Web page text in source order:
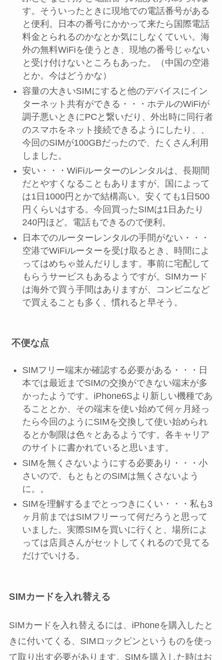
す。そういったときに現地での電話番号がある
と便利。日本の番号にかかって来たら国際電話
料金とられるのかなとか気にしなくていい。海
外の無料WiFiを使うとき、現地の番号じゃない
と受け付けないところもあった。（中国の空港
とか。今はどうかな）
容量の大きいSIMにすると他のデバイスにイン
ターネット共有ができる・・・ホテルのWiFiが
調子悪いときにPCと繋いだり、外出時に同行者
のスマホをネット接続できるようにしたり、、
今回のSIMが100GBだったので、たくさん利用
しました。
安い・・・WiFiルーターのレンタルは、長期間
だとやすくなることもありますが、国によって
は1日1000円とかで結構高い。安くても1日500
円くらいはする。今回買ったSIMは1日あたり
240円ほど。電話もできるので便利。
日本でのルーターレンタルの手間がない・・・
空港でWiFiルーターを受け取るとき、時間によ
ってはめちゃ並んだりします。事前に宅配して
もらうサービスもあるようですが。SIMカード
は海外で買う手間はありますが、コンビニなど
で買えることも多く、慣れると早そう。
不便な点
SIMフリー端末か確認する必要がある・・・日
本では最近までSIMの交換ができない端末が多
かったようです。iPhone6Sより新しい機種であ
ることとか、その端末を使い始めて何ヶ月経っ
たら今回のようにSIMを交換して使い始められ
るとか制限は色々とあるようです。各キャリア
のサイトに書かれていると思います。
SIMを無くさないようにする必要あり・・・小
さいので、もともとのSIMは無くさないよう
に。。
SIMを理解するまでとっつきにくい・・・私も3
ヶ月前まではSIMフリーって何だろうと思って
いました。実際SIMを買いに行くと、場所によ
っては店員さんがセットしてくれるので見てる
だけでいける。
SIMカードを入れ替える
SIMカードを入れ替えるには、iPhoneを購入したと
きに付いてくる、SIMロックピンというものを使っ
て取り出す必要があります。SIMを購入した時はお